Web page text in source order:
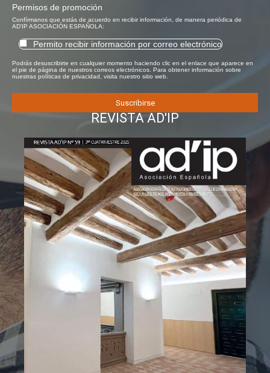
Permisos de promoción
Confírmanos que estás de acuerdo en recibir información, de manera periódica de
AD'IP ASOCIACIÓN ESPAÑOLA:
Permito recibir información por correo electrónico
Podrás desuscribirte en cualquier momento haciendo clic en el enlace que aparece en
el pie de página de nuestros correos electrónicos. Para obtener información sobre
nuestras políticas de privacidad, visita nuestro sitio web.
REVISTA AD'IP